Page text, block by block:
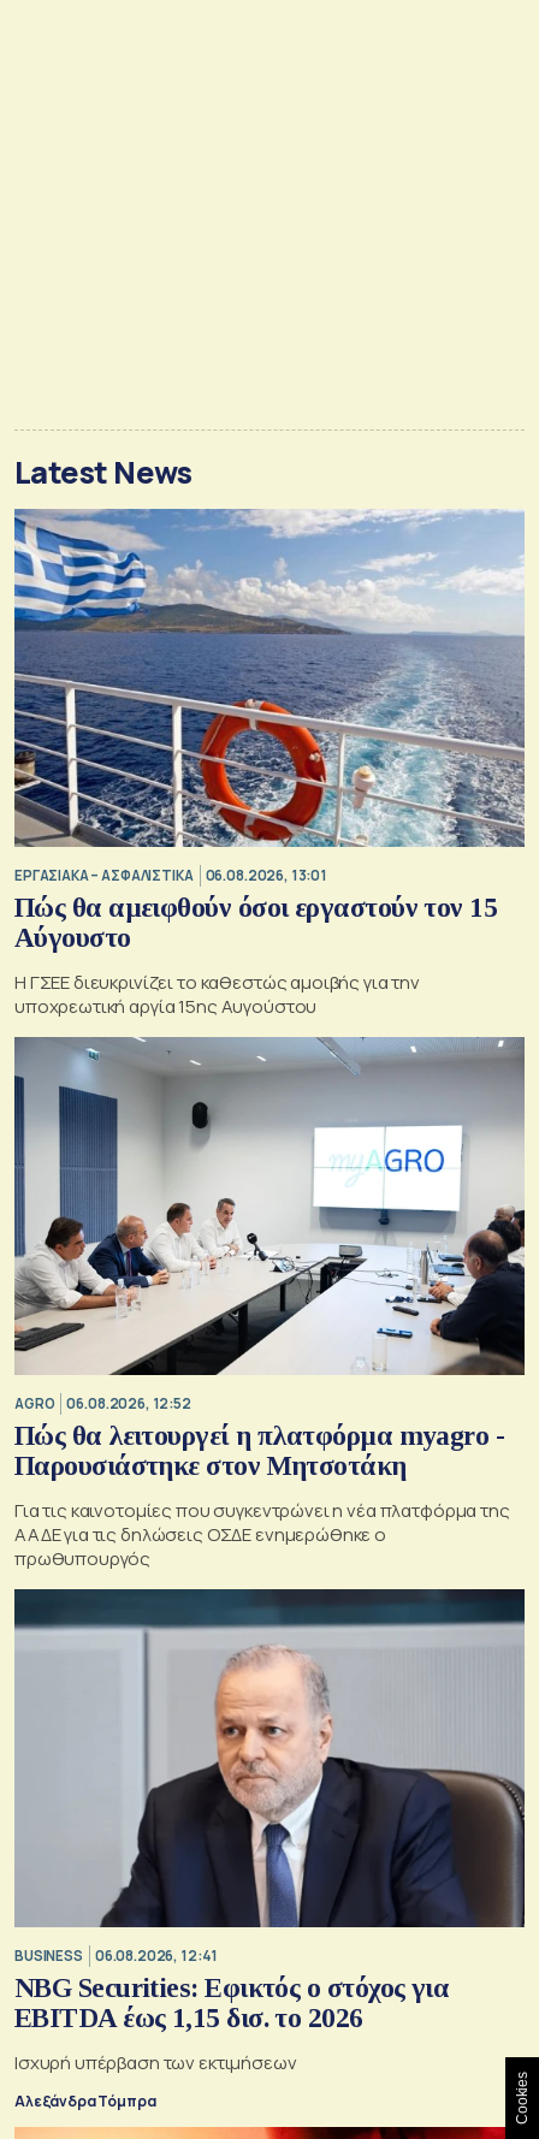
Latest News
ΕΡΓΑΣΙΑΚΑ – ΑΣΦΑΛΙΣΤΙΚΑ 06.08.2026, 13:01
Πώς θα αμειφθούν όσοι εργαστούν τον 15
Αύγουστο
Η ΓΣΕΕ διευκρινίζει το καθεστώς αμοιβής για την
υποχρεωτική αργία 15ης Αυγούστου
AGRO 06.08.2026, 12:52
Πώς θα λειτουργεί η πλατφόρμα myagro -
Παρουσιάστηκε στον Μητσοτάκη
Για τις καινοτομίες που συγκεντρώνει η νέα πλατφόρμα της
ΑΑΔΕ για τις δηλώσεις ΟΣΔΕ ενημερώθηκε ο
πρωθυπουργός
BUSINESS 06.08.2026, 12:41
NBG Securities: Εφικτός ο στόχος για
EBITDA έως 1,15 δισ. το 2026
Ισχυρή υπέρβαση των εκτιμήσεων
Αλεξάνδρα Τόμπρα Cookies